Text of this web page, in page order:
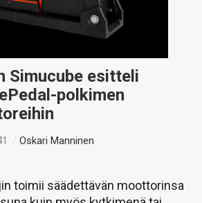
Simucube esitteli
polkimen
/Oskari Manninen
toimii säädettävän moottorinsa